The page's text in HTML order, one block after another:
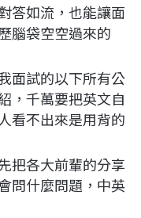
答如流，也能讓面
腦袋空空過來的
面試的以下所有公
，千萬要把英文自
看不出來是用背的
把各大前輩的分享
問什麼問題，中英